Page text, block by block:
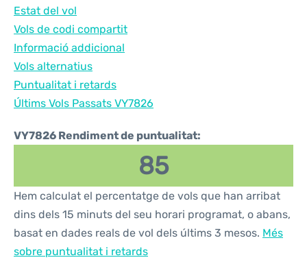
Estat del vol
Vols de codi compartit
Informació addicional
Vols alternatius
Puntualitat i retards
Últims Vols Passats VY7826
VY7826 Rendiment de puntualitat:
85
Hem calculat el percentatge de vols que han arribat
dins dels 15 minuts del seu horari programat, o abans,
basat en dades reals de vol dels últims 3 mesos. Més
sobre puntualitat i retards